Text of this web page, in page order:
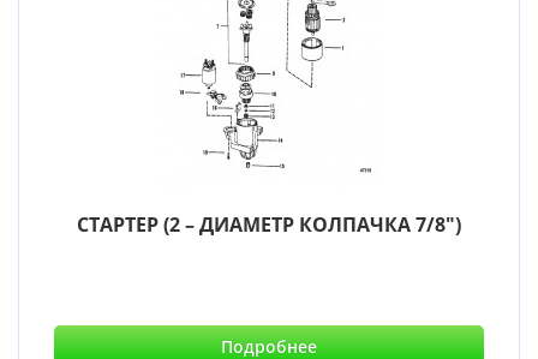
СТАРТЕР (2 – ДИАМЕТР КОЛПАЧКА 7/8")
Подробнее